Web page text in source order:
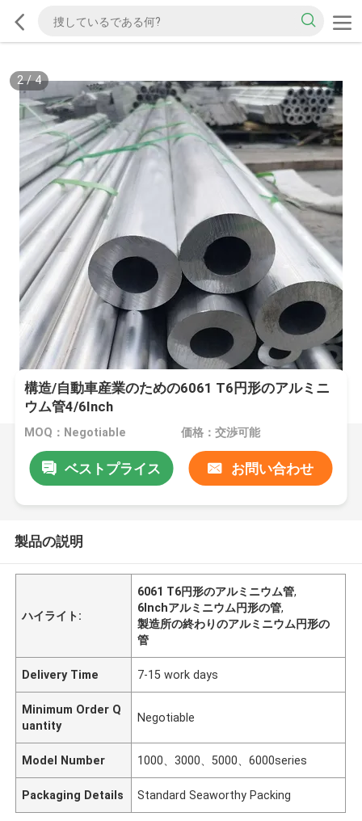
2/4
構造/自動車産業のための6061 T6円形のアルミニ
ウム管4/6Inch
MOQ：Negotiable 価格：交渉可能
ベストプライス お問い合わせ
製品の説明
ハイライト:
6061 T6円形のアルミニウム管,
6Inchアルミニウム円形の管,
製造所の終わりのアルミニウム円形の
管
Delivery Time 7-15 work days
Minimum Order Q
uantity
Negotiable
Model Number 1000、3000、5000、6000series
Packaging Details Standard Seaworthy Packing